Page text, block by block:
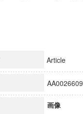
Article
画像